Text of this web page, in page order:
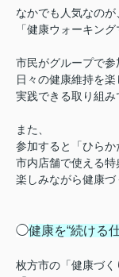
なかでも人気なのが
「健康ウォーキン
市民がグループで参
日々の健康維持を楽
実践できる取り組み
また、
参加すると「ひらか
市内店舗で使える特
楽しみながら健康づ
◯健康を“続ける
枚方市の「健康づく